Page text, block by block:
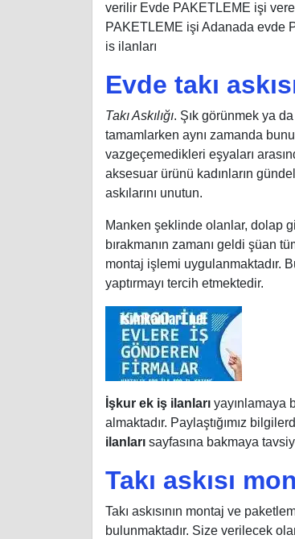
verilir Evde PAKETLEME işi
PAKETLEME işi Adanada evde
is ilanları
Evde takı
Takı Askılığı. Şık görünmek ya
tamamlarken aynı zamanda
vazgeçemedikleri eşyaları
aksesuar ürünü kadınların
askılarını unutun.
Manken şeklinde olanlar, dolap
bırakmanın zamanı geldi şüan
montaj işlemi uygulanmaktadır.
yaptırmayı tercih etmektedir.
İşkur ek iş ilanları yayınlamaya
almaktadır. Paylaştığımız
ilanları sayfasına bakmaya
Takı askısı
Takı askısının montaj ve
bulunmaktadır. Size verilecek